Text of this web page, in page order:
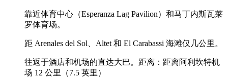
靠近体育中心（Esperanza Lag Pavilion）和马丁内斯瓦莱
罗体育场。
距 Arenales del Sol、Altet 和 El Carabassi 海滩仅几公里。
往返于酒店和机场的直达大巴。距离：距离阿利坎特机
场 12 公里（7.5 英里）